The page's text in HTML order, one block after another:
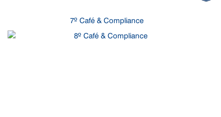
7º Café & Compliance